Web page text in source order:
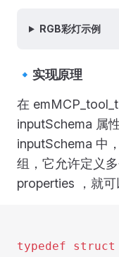
RGB彩灯示例
🔹实现原理
在
inputSchema 属
inputSchema 中
组，它允许定义
properties ，就可
typedef struct